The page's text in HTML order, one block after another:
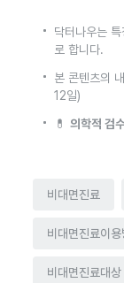
닥터나우는
로 합니다.
본 콘텐츠의
12일)
💊 의학적 검
비대면진료
비대면진료이
비대면진료대상